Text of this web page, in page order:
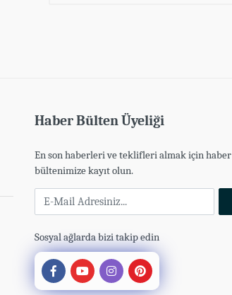
Haber Bülten Üyeliği
En son haberleri ve teklifleri almak için haber
bültenimize kayıt olun.
E-Mail Adresiniz
Sosyal ağlarda bizi takip edin